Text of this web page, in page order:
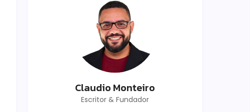
Claudio Monteiro
Escritor & Fundador